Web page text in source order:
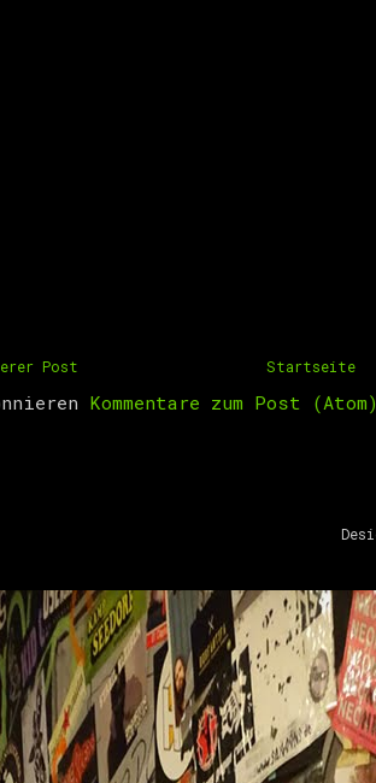
Post Startseite
Kommentare zum Post